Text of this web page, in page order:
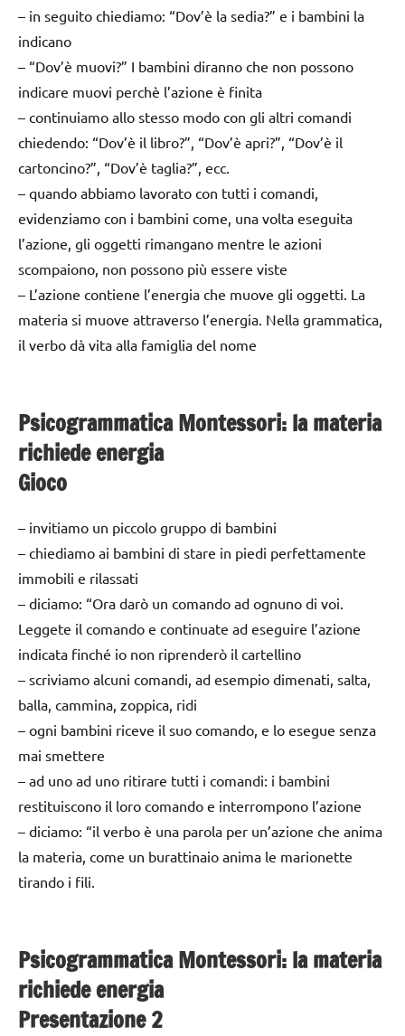
– in seguito chiediamo: “Dov’è la sedia?” e i bambini la
indicano
– “Dov’è muovi?” I bambini diranno che non possono
indicare muovi perchè l’azione è finita
– continuiamo allo stesso modo con gli altri comandi
chiedendo: “Dov’è il libro?”, “Dov’è apri?”, “Dov’è il
cartoncino?”, “Dov’è taglia?”, ecc.
– quando abbiamo lavorato con tutti i comandi,
evidenziamo con i bambini come, una volta eseguita
l’azione, gli oggetti rimangano mentre le azioni
scompaiono, non possono più essere viste
– L’azione contiene l’energia che muove gli oggetti. La
materia si muove attraverso l’energia. Nella grammatica,
il verbo dà vita alla famiglia del nome
Psicogrammatica Montessori: la materia
richiede energia
Gioco
– invitiamo un piccolo gruppo di bambini
– chiediamo ai bambini di stare in piedi perfettamente
immobili e rilassati
– diciamo: “Ora darò un comando ad ognuno di voi.
Leggete il comando e continuate ad eseguire l’azione
indicata finché io non riprenderò il cartellino
– scriviamo alcuni comandi, ad esempio dimenati, salta,
balla, cammina, zoppica, ridi
– ogni bambini riceve il suo comando, e lo esegue senza
mai smettere
– ad uno ad uno ritirare tutti i comandi: i bambini
restituiscono il loro comando e interrompono l’azione
– diciamo: “il verbo è una parola per un’azione che anima
la materia, come un burattinaio anima le marionette
tirando i fili.
Psicogrammatica Montessori: la materia
richiede energia
Presentazione 2